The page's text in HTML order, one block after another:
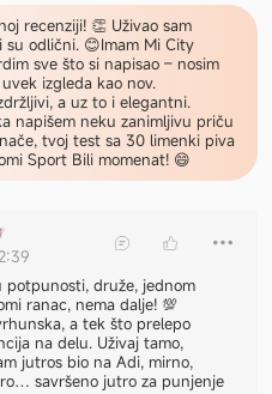
recenziji! 👏 Uživao sam
odlični. 😊Imam Mi City
sve što si napisao – nosim
izgleda kao nov.
a uz to i elegantni.
napišem neku zanimljivu priču
tvoj test sa 30 limenki piva
Sport Bili momenat! 😄
potpunosti, druže, jednom
ranac, nema dalje! 💯
a tek što prelepo
na delu. Uživaj tamo,
jutros bio na Adi, mirno,
savršeno jutro za punjenje